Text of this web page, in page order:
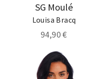
SG Moulé
Louisa Bracq
94,90 €